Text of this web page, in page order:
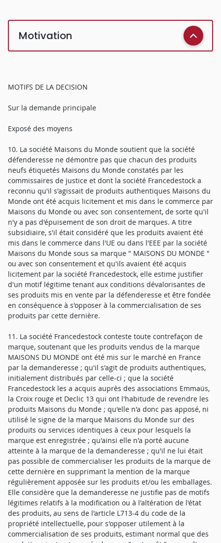
Motivation
MOTIFS DE LA DECISION
Sur la demande principale
Exposé des moyens
10. La société Maisons du Monde soutient que la société
défenderesse ne démontre pas que chacun des produits
neufs étiquetés Maisons du Monde constatés par les
commissaires de justice et dont la société Francedestock a
reconnu qu'il s'agissait de produits authentiques Maisons du
Monde ont été acquis licitement et mis dans le commerce par
Maisons du Monde ou avec son consentement, de sorte qu'il
n'y a pas d'épuisement de son droit de marques. A titre
subsidiaire, s'il était considéré que les produits avaient été
mis dans le commerce dans l'UE ou dans l'EEE par la société
Maisons du Monde sous sa marque " MAISONS DU MONDE "
ou avec son consentement et qu'ils avaient été acquis
licitement par la société Francedestock, elle estime justifier
d'un motif légitime tenant aux conditions dévalorisantes de
ses produits mis en vente par la défenderesse et être fondée
en conséquence à s'opposer à la commercialisation de ses
produits par cette dernière.
11. La société Francedestock conteste toute contrefaçon de
marque, soutenant que les produits vendus de la marque
MAISONS DU MONDE ont été mis sur le marché en France
par la demanderesse ; qu'il s'agit de produits authentiques,
initialement distribués par celle-ci ; que la société
Francedestock les a acquis auprès des associations Emmaüs,
la Croix rouge et Declic 13 qui ont l'habitude de revendre les
produits Maisons du Monde ; qu'elle n'a donc pas apposé, ni
utilisé le signe de la marque Maisons du Monde sur des
produits ou services identiques à ceux pour lesquels la
marque est enregistrée ; qu'ainsi elle n'a porté aucune
atteinte à la marque de la demanderesse ; qu'il ne lui était
pas possible de commercialiser les produits de la marque de
cette dernière en supprimant la mention de la marque
régulièrement apposée sur les produits et/ou les emballages.
Elle considère que la demanderesse ne justifie pas de motifs
légitimes relatifs à la modification ou à l'altération de l'état
des produits, au sens de l'article L713-4 du code de la
propriété intellectuelle, pour s'opposer utilement à la
commercialisation de ses produits, estimant normal que des